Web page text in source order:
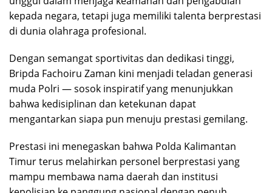
kepada negara, tetapi juga memiliki talenta berprestasi
di dunia olahraga profesional.
Dengan semangat sportivitas dan dedikasi tinggi,
Bripda Fachoiru Zaman kini menjadi teladan generasi
muda Polri — sosok inspiratif yang menunjukkan
bahwa kedisiplinan dan ketekunan dapat
mengantarkan siapa pun menuju prestasi gemilang.
Prestasi ini menegaskan bahwa Polda Kalimantan
Timur terus melahirkan personel berprestasi yang
mampu membawa nama daerah dan institusi